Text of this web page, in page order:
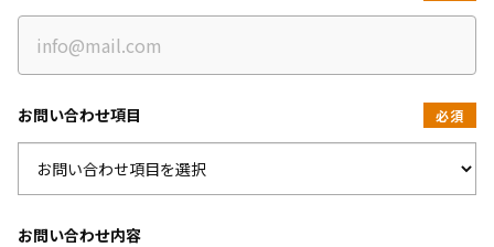
お問い合わせ項目 必須
お問い合わせ内容